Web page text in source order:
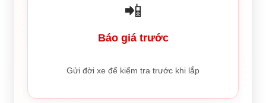
📲
Báo giá trước
Gửi đời xe để kiểm tra trước khi lắp